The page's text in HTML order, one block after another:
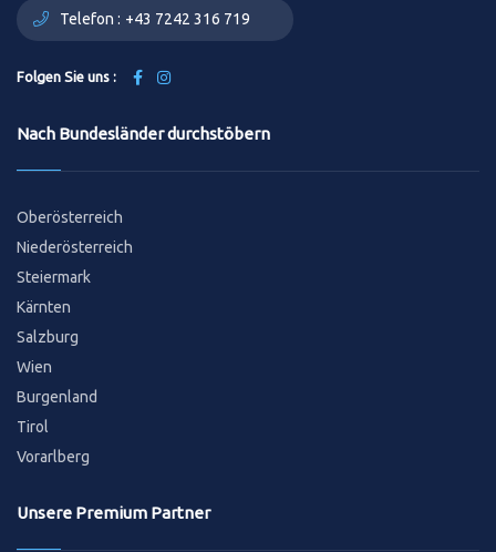
Telefon : +43 7242 316 719
Folgen Sie uns :
Nach Bundesländer durchstöbern
Oberösterreich
Niederösterreich
Steiermark
Kärnten
Salzburg
Wien
Burgenland
Tirol
Vorarlberg
Unsere Premium Partner